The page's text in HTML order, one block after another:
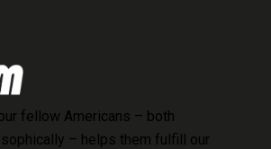
fellow Americans – both
– helps them fulfill our